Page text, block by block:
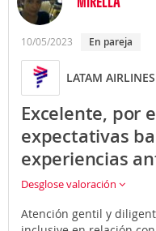
10/05/2023 En pareja
LATAM
Excelente, por
expectativas
experiencias
Desglose valoración
Atención gentil y